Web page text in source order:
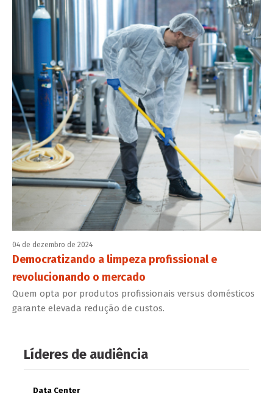
04 de dezembro de 2024
Democratizando a limpeza profissional e
revolucionando o mercado
Quem opta por produtos profissionais versus domésticos
garante elevada redução de custos.
Líderes de audiência
Data Center